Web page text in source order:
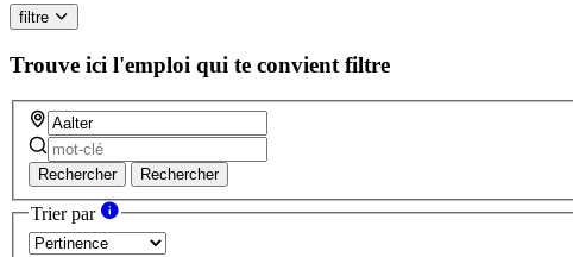
filtre
Trouve ici l'emploi qui te convient filtre
Rechercher Rechercher
Trier par